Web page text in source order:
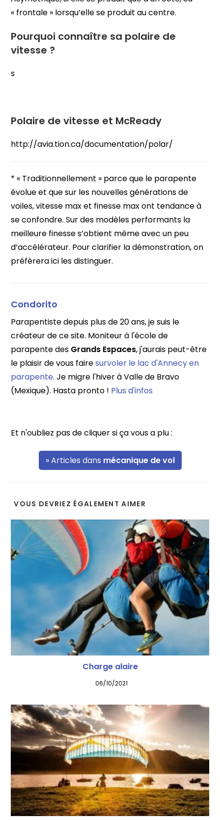
« frontale » lorsqu’elle se produit au centre.
Pourquoi connaître sa polaire de
vitesse ?
s
Polaire de vitesse et McReady
http://avia.tion.ca/documentation/polar/
* « Traditionnellement » parce que le parapente
évolue et que sur les nouvelles générations de
voiles, vitesse max et finesse max ont tendance à
se confondre. Sur des modèles performants la
meilleure finesse s’obtient même avec un peu
d’accélérateur. Pour clarifier la démonstration, on
préfèrera ici les distinguer.
Condorito
Parapentiste depuis plus de 20 ans, je suis le
créateur de ce site. Moniteur à l'école de
parapente des Grands Espaces, j'aurais peut-être
le plaisir de vous fairesurvoler le lac d'Annecy en
parapente. Je migre l'hiver à Valle de Bravo
(Mexique). Hasta pronto ! Plus d'infos
Et n'oubliez pas de cliquer si ça vous a plu :
» Articles dans mécanique de vol
VOUS DEVRIEZ ÉGALEMENT AIMER
Charge alaire
06/10/2021